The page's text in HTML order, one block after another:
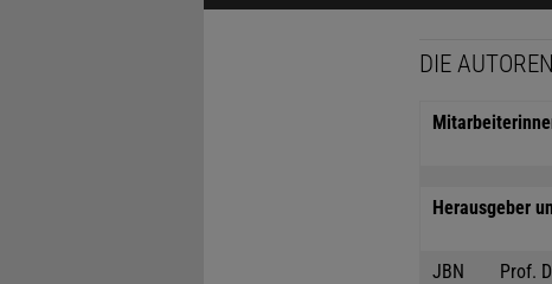
DIE AUTOREN
Herausgeber
JBN Prof.